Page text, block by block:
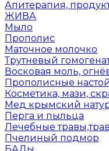
Апитерапия,
ЖИВА
Мыло
Прополис
Маточное молочко
Трутневый
Восковая моль,
Прополисные
Косметика, мази,
Мед крымский
Перга и пыльца
Лечебные
Пчелиный подмор